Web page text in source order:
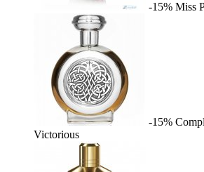
-15% Miss
-15%
Victorious